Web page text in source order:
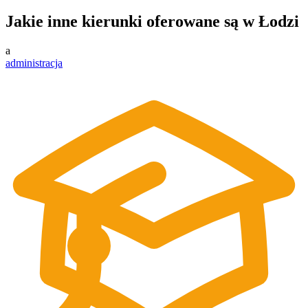
Jakie inne kierunki oferowane są w Łodzi
a
administracja